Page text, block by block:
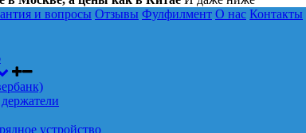
и вопросы Отзывы Фулфилмент О нас Контакты
устройство